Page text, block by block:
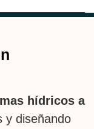
hídricos a
y diseñando